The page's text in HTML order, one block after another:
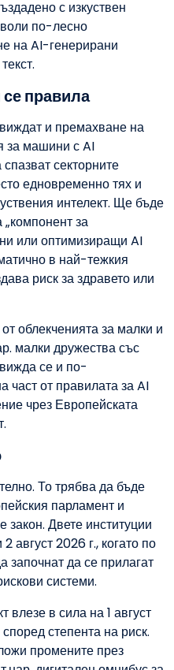
с изкуствен
по-лесно
на AI-генерирани
правила
и премахване на
за машини с AI
секторните
едновременно тях и
интелект. Ще бъде
за
или оптимизиращи AI
в най-тежкия
риск за здравето или
облекченията за малки и
малки дружества със
се и по-
част от правилата за AI
чрез Европейската
То трябва да бъде
парламент и
Двете институции
август 2026 г., когато по
започнат да се прилагат
системи.
влезе в сила на 1 август
степента на риск.
промените през